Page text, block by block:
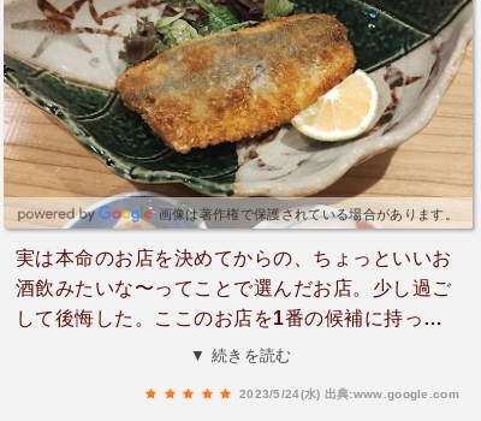
画像は著作権で保護されている場合があります。
実は本命のお店を決めてからの、ちょっといいお
酒飲みたいな〜ってことで選んだお店。少し過ご
して後悔した。ここのお店を1番の候補に持って
きておけばよかったと。それくらい素敵なお店で
▼ 続きを読む
2023/5/24(水) 出典:www.google.com